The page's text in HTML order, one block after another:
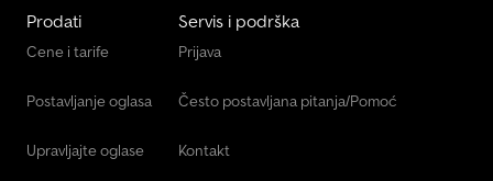
Prodati
Cene i tarife
Postavljanje oglasa
Upravljajte oglase
Servis i podrška
Prijava
Često postavljana pitanja/Pomoć
Kontakt